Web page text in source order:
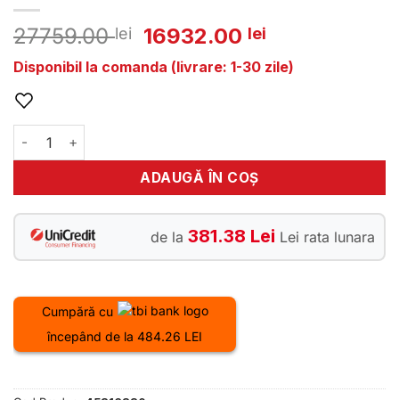
27759.00lei
Prețul
inițial
a
16932.00 lei
curent
este:
Disponibil la comanda (livrare: 1-30 zile)
Cantitate Bicicleta electrica e-bike Haibike AllTrail 6 27.5
ADAUGĂ ÎN COȘ
de la 381.38 Lei Lei rata lunara
Cumpără cu
începând de la 484.26 LEI